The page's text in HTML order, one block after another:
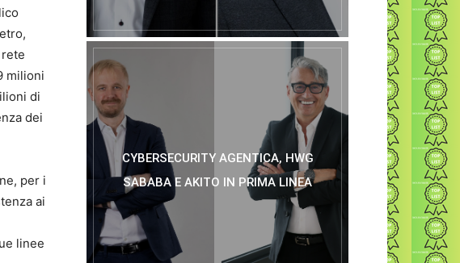
milioni
di
dei
per i
ai
linee
CYBERSECURITY AGENTICA, HWG
SABABA E AKITO IN PRIMA LINEA